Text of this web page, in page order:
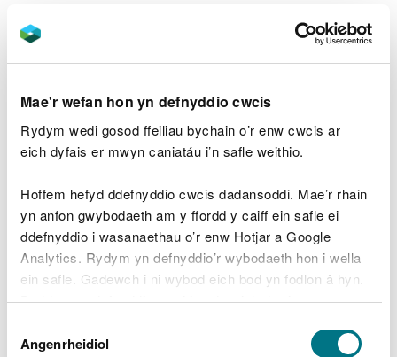
Mae'r wefan hon yn defnyddio cwcis
Rydym wedi gosod ffeiliau bychain o’r enw cwcis ar
eich dyfais er mwyn caniatáu i’n safle weithio.
Hoffem hefyd ddefnyddio cwcis dadansoddi. Mae’r rhain
yn anfon gwybodaeth am y ffordd y caiff ein safle ei
ddefnyddio i wasanaethau o’r enw Hotjar a Google
Analytics. Rydym yn defnyddio’r wybodaeth hon i wella
ein safle. Gadewch i ni wybod eich bod yn fodlon â hyn.
Byddwn yn defnyddio cwci i gadw eich dewis.
Gellirdarllen mwy am ein cwcis cyn i chi ddewis.
Caniatâd
Angenrheidiol
Cymeradwyaeth SAB
Mae SABau yn cynnig gwasanaeth cyn ymgeisio
(codir tâl am hwn) i drafod gofynion y safle unigol
a chynghori ar gyflwyno cais.
cyflwyno ynghyd â:
chynllun yn nodi'r ardal adeiladu a maint y
system ddraenio
gwybodaeth am sut y bydd y gwaith adeiladu yn
cydymffurfio â Safonau SuDS
gwybodaeth y gofynnir amdani yn rhestr wirio'r
y ffi ymgeisio briodol